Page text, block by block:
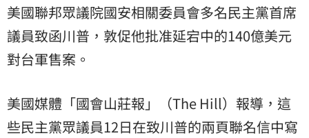
美國聯邦眾議院國安相關委員會多名民主黨首席
議員致函川普，敦促他批准延宕中的140億美元
對台軍售案。
美國媒體「國會山莊報」（The Hill）報導，這
些民主黨眾議員12日在致川普的兩頁聯名信中寫